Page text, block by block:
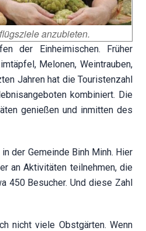
anzubieten.
der Einheimischen. Früher
Melonen, Weintrauben,
Jahren hat die Touristenzahl
kombiniert. Die
genießen und inmitten des
der Gemeinde Binh Minh. Hier
an Aktivitäten teilnehmen, die
450 Besucher. Und diese Zahl
nicht viele Obstgärten. Wenn